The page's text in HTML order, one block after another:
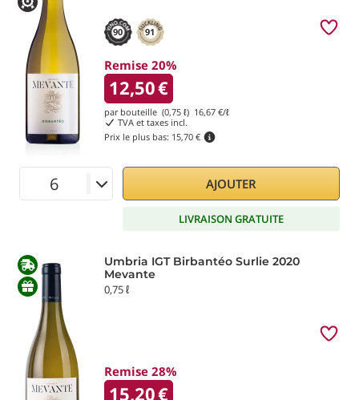
90 91
Remise 20%
12,50€
par bouteille (0,75 ℓ) 16,67 €/ℓ
TVA et taxes incl.
Prix le plus bas: 15,70 €
AJOUTER
LIVRAISON GRATUITE
Umbria IGT Birbantéo Surlie 2020
Mevante
0,75 ℓ
Remise 28%
15,20€